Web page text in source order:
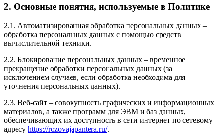
2. Основные понятия, используемые в Политике
2.1. Автоматизированная обработка персональных данных –
обработка персональных данных с помощью средств
вычислительной техники.
2.2. Блокирование персональных данных – временное
прекращение обработки персональных данных (за
исключением случаев, если обработка необходима для
уточнения персональных данных).
2.3. Веб-сайт – совокупность графических и информационных
материалов, а также программ для ЭВМ и баз данных,
обеспечивающих их доступность в сети интернет по сетевому
адресу https://rozovajapantera.ru/.